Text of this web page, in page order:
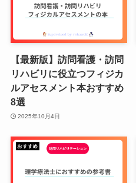
【最新版】訪問看護・訪問
リハビリに役立つフィジカ
ルアセスメント本おすすめ
8選
2025年10月4日